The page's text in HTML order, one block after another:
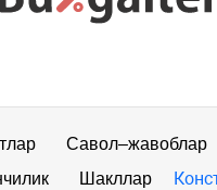
Савол–жавоблар
Шакллар